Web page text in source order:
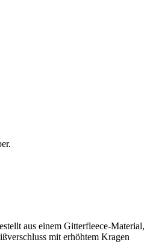
aus einem Gitterfleece-Material,
mit erhöhtem Kragen